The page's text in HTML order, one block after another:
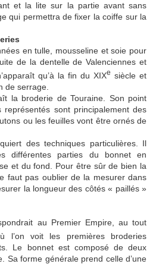
et la lite sur la partie avant sans
qui permettra de fixer la coiffe sur la
en tulle, mousseline et soie pour
de la dentelle de Valenciennes et
qu’à la fin du XIXe siècle et
de serrage.
la broderie de Touraine. Son point
sont principalement des
ou les feuilles vont être ornés de
des techniques particulières. Il
différentes parties du bonnet en
et du fond. Pour être sûr de bien la
faut pas oublier de la mesurer dans
la longueur des côtés « paillés »
au Premier Empire, au tout
l’on voit les premières broderies
Le bonnet est composé de deux
Sa forme générale prend celle d’une